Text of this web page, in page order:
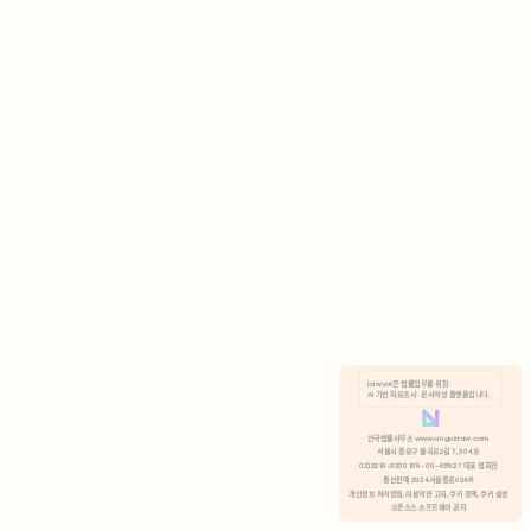
분석 쿠키 허용
Lawvot은 법률업무를 위한
AI 기반 자료조사 · 문서작성 플랫폼입니다.
안국법률사무소 www.anguklaw.com
서울시 종로구 율곡로2길 7, 304호
02)3210-3330 105-05-48527 대표 정희찬
통신판매 2024서울종로0248
개인정보 처리방침, 이용약관 고지, 쿠키 정책, 쿠키 설정
오픈소스 소프트웨어 공지